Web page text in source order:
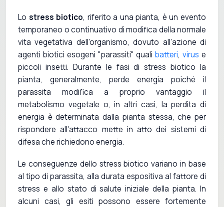
Lo stress biotico, riferito a una pianta, è un evento
temporaneo o continuativo di modifica della normale
vita vegetativa dell'organismo, dovuto all'azione di
agenti biotici esogeni "parassiti" qualibatteri,virus e
piccoli insetti. Durante le fasi di stress biotico la
pianta, generalmente, perde energia poiché il
parassita modifica a proprio vantaggio il
metabolismo vegetale o, in altri casi, la perdita di
energia è determinata dalla pianta stessa, che per
rispondere all'attacco mette in atto dei sistemi di
difesa che richiedono energia.
Le conseguenze dello stress biotico variano in base
al tipo di parassita, alla durata espositiva al fattore di
stress e allo stato di salute iniziale della pianta. In
alcuni casi, gli esiti possono essere fortemente